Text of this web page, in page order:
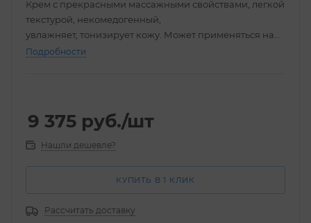
Крем с прекрасными массажными свойствами, легкой
текстурой, некомедогенный,
увлажняет, тонизирует кожу. Может применяться на
лице и теле. А так же в домашних
Подробности
9 375 руб./шт
Нашли дешевле?
КУПИТЬ В 1 КЛИК
Рассчитать доставку